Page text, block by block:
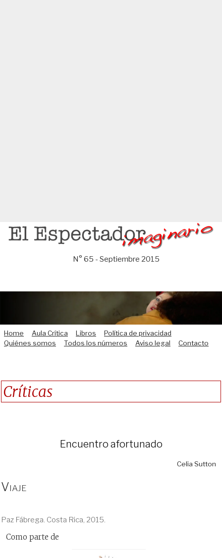
Saltar
N° 65 - Septiembre 2015
Home Aula Crítica Libros
Política de privacidad
Quiénes somos
Todos los números Aviso legal Contacto
Críticas
Encuentro afortunado
Celia Sutton
Viaje
Paz Fábrega. Costa Rica, 2015.
Como parte de